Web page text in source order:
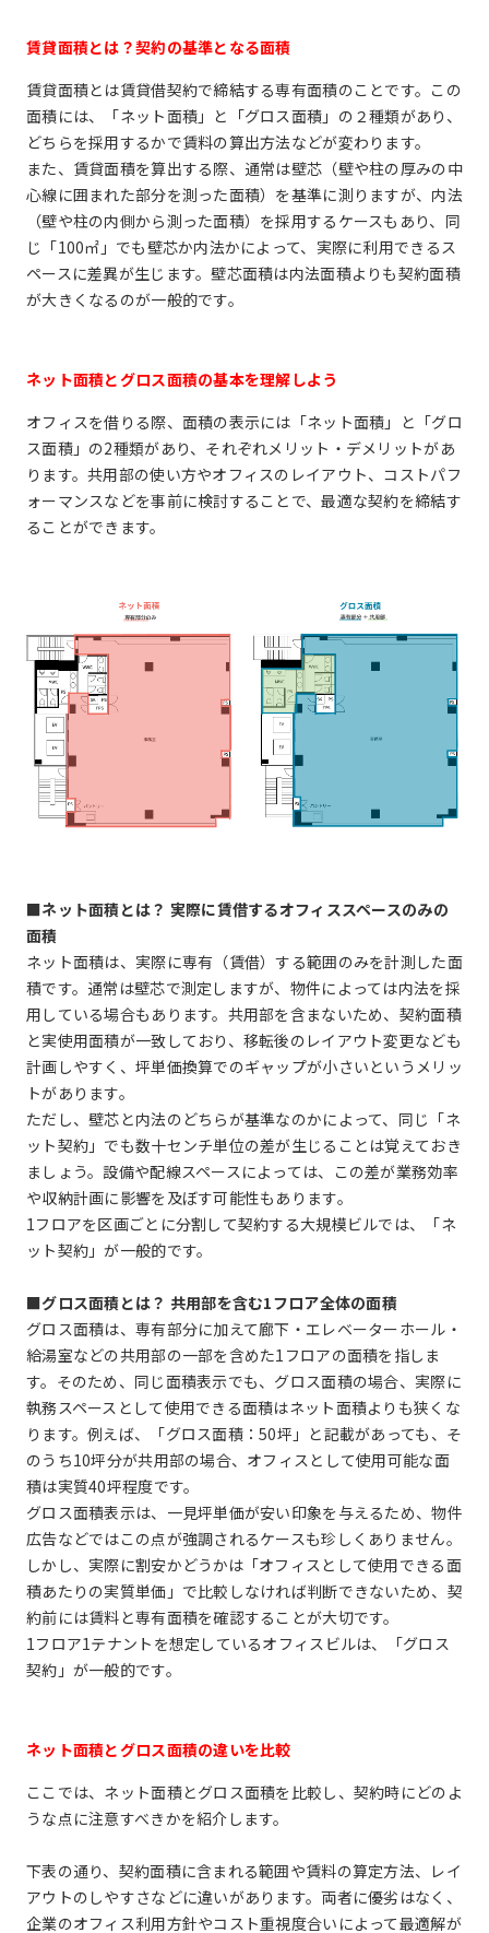
賃貸面積とは？契約の基準となる面積
賃貸面積とは賃貸借契約で締結する専有面積のことです。この
面積には、「ネット面積」と「グロス面積」の２種類があり、
どちらを採用するかで賃料の算出方法などが変わります。
また、賃貸面積を算出する際、通常は壁芯（壁や柱の厚みの中
心線に囲まれた部分を測った面積）を基準に測りますが、内法
（壁や柱の内側から測った面積）を採用するケースもあり、同
じ「100㎡」でも壁芯か内法かによって、実際に利用できるス
ペースに差異が生じます。壁芯面積は内法面積よりも契約面積
が大きくなるのが一般的です。
ネット面積とグロス面積の基本を理解しよう
オフィスを借りる際、面積の表示には「ネット面積」と「グロ
ス面積」の2種類があり、それぞれメリット・デメリットがあ
ります。共用部の使い方やオフィスのレイアウト、コストパフ
ォーマンスなどを事前に検討することで、最適な契約を締結す
ることができます。
■ネット面積とは？ 実際に賃借するオフィススペースのみの
面積
ネット面積は、実際に専有（賃借）する範囲のみを計測した面
積です。通常は壁芯で測定しますが、物件によっては内法を採
用している場合もあります。共用部を含まないため、契約面積
と実使用面積が一致しており、移転後のレイアウト変更なども
計画しやすく、坪単価換算でのギャップが小さいというメリッ
トがあります。
ただし、壁芯と内法のどちらが基準なのかによって、同じ「ネ
ット契約」でも数十センチ単位の差が生じることは覚えておき
ましょう。設備や配線スペースによっては、この差が業務効率
や収納計画に影響を及ぼす可能性もあります。
1フロアを区画ごとに分割して契約する大規模ビルでは、「ネ
ット契約」が一般的です。
■グロス面積とは？ 共用部を含む1フロア全体の面積
グロス面積は、専有部分に加えて廊下・エレベーターホール・
給湯室などの共用部の一部を含めた1フロアの面積を指しま
す。そのため、同じ面積表示でも、グロス面積の場合、実際に
執務スペースとして使用できる面積はネット面積よりも狭くな
ります。例えば、「グロス面積：50坪」と記載があっても、そ
のうち10坪分が共用部の場合、オフィスとして使用可能な面
積は実質40坪程度です。
グロス面積表示は、一見坪単価が安い印象を与えるため、物件
広告などではこの点が強調されるケースも珍しくありません。
しかし、実際に割安かどうかは「オフィスとして使用できる面
積あたりの実質単価」で比較しなければ判断できないため、契
約前には賃料と専有面積を確認することが大切です。
1フロア1テナントを想定しているオフィスビルは、「グロス
契約」が一般的です。
ネット面積とグロス面積の違いを比較
ここでは、ネット面積とグロス面積を比較し、契約時にどのよ
うな点に注意すべきかを紹介します。
下表の通り、契約面積に含まれる範囲や賃料の算定方法、レイ
アウトのしやすさなどに違いがあります。両者に優劣はなく、
企業のオフィス利用方針やコスト重視度合いによって最適解が